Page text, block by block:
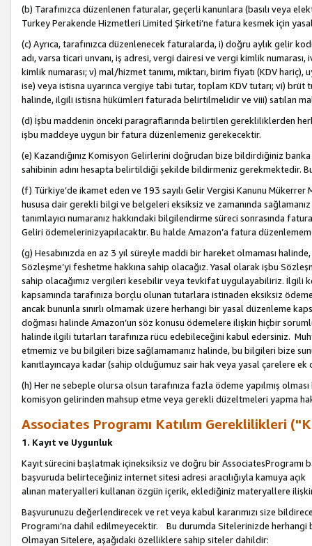
(b) Tarafınızca düzenlenen faturalar, geçerli kanunlara (basılı veya
Turkey Perakende Hizmetleri Limited Şirketi’ne fatura kesmek için
(c) Ayrıca, tarafınızca düzenlenecek faturalarda, i) doğru aylık gelir
adı, varsa ticari unvanı, iş adresi, vergi dairesi ve vergi kimlik
kimlik numarası; v) mal/hizmet tanımı, miktarı, birim fiyatı (KDV
ise) veya istisna uyarınca vergiye tabi tutar, toplam KDV tutarı; vi) brüt
halinde, ilgili istisna hükümleri faturada belirtilmelidir ve viii) satılan
(d) İşbu maddenin önceki paragraflarında belirtilen gerekliliklerden
işbu maddeye uygun bir fatura düzenlemeniz gerekecektir.
(e) Kazandığınız Komisyon Gelirlerini doğrudan bize bildirdiğiniz banka
sahibinin adını hesapta belirtildiği şekilde bildirmeniz gerekmektedir.
(f) Türkiye’de ikamet eden ve 193 sayılı Gelir Vergisi Kanunu
hususa dair gerekli bilgi ve belgeleri eksiksiz ve zamanında
tanımlayıcı numaranız hakkındaki bilgilendirme süreci sonrasında
Geliri ödemelerinizyapılacaktır. Bu halde Amazon’a fatura
(g) Hesabınızda en az 3 yıl süreyle maddi bir hareket olmaması
Sözleşme’yi feshetme hakkına sahip olacağız. Yasal olarak işbu
sahip olacağımız vergileri kesebilir veya tevkifat uygulayabiliriz. İlgili
kapsamında tarafınıza borçlu olunan tutarlara istinaden eksiksiz
ancak bununla sınırlı olmamak üzere herhangi bir yasal düzenleme
doğması halinde Amazon’un söz konusu ödemelere ilişkin hiçbir
halinde ilgili tutarları tarafınıza rücu edebileceğini kabul edersiniz.
etmemiz ve bu bilgileri bize sağlamamanız halinde, bu bilgileri bize
kanıtlayıncaya kadar (sahip olduğumuz sair hak veya yasal çarelere
(h) Her ne sebeple olursa olsun tarafınıza fazla ödeme yapılmış
komisyon gelirinden mahsup etme veya gerekli düzeltmeleri yapma
Associates Programı Katılım Gereklilikleri
1. Kayıt ve Uygunluk
Kayıt sürecini başlatmak içineksiksiz ve doğru bir AssociatesProgramı
başvuruda belirteceğiniz internet sitesi adresi aracılığıyla kamuya
alınan materyalleri kullanan özgün içerik, eklediğiniz materyallere
Başvurunuzu değerlendirecek ve ret veya kabul kararımızı size
Programı’na dahil edilmeyecektir. Bu durumda Sitelerinizde herhangi
Olmayan Sitelere, aşağıdaki özelliklere sahip siteler dahildir: